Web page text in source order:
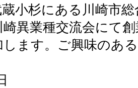
蔵小杉にある川崎市
異業種交流会にて
します。ご興味のあ